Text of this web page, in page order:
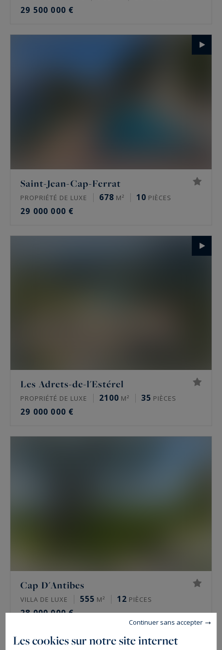
29 500 000 €
Saint-Jean-Cap-Ferrat
PROPRIÉTÉ DE LUXE 678 M² 10 PIÈCES
29 000 000 €
Les Adrets-de-l'Estérel
PROPRIÉTÉ DE LUXE 2100 M² 35 PIÈCES
29 000 000 €
Cap D'Antibes
VILLA DE LUXE 555 M² 12 PIÈCES
28 000 000 €
Les cookies sur notre site internet
Continuer sans accepter